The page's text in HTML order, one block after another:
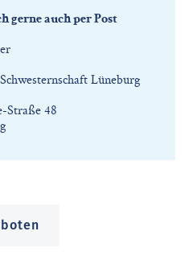
gerne auch per Post
Lüneburg
Straße 48